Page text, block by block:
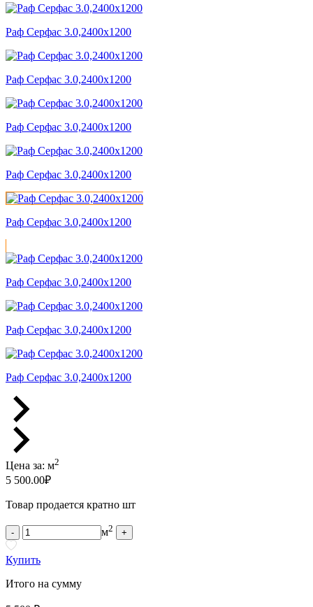
Раф Серфас 3.0,2400x1200
Раф Серфас 3.0,2400x1200
Раф Серфас 3.0,2400x1200
Раф Серфас 3.0,2400x1200
Раф Серфас 3.0,2400x1200
Раф Серфас 3.0,2400x1200
Раф Серфас 3.0,2400x1200
Раф Серфас 3.0,2400x1200
Цена за: м2
5 500.00₽
Товар продается кратно шт
- м2 +
Купить
Итого на сумму